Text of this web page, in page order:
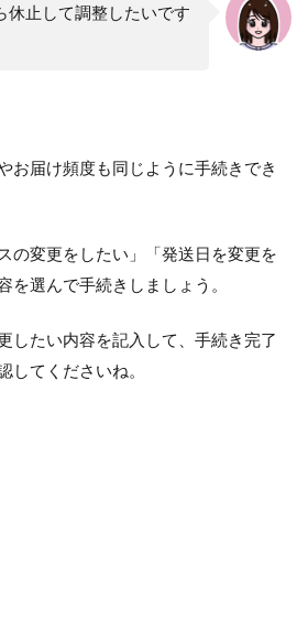
休止して調整したいです
お届け頻度も同じように手続きでき
の変更をしたい」「発送日を変更を
を選んで手続きしましょう。
したい内容を記入して、手続き完了
してくださいね。